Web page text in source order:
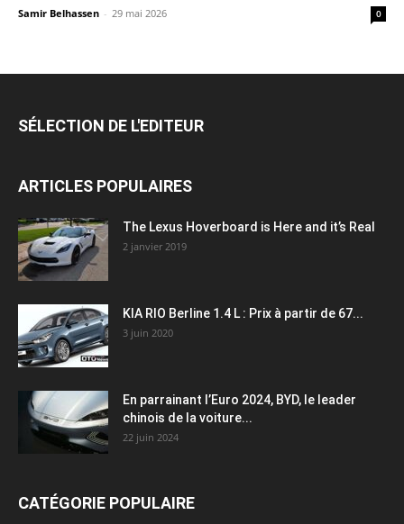
Samir Belhassen - 29 mai 2026 0
SÉLECTION DE L'EDITEUR
ARTICLES POPULAIRES
The Lexus Hoverboard is Here and it’s Real
2 janvier 2019
KIA RIO Berline 1.4 L : Prix à partir de 67...
3 juin 2020
En parrainant l’Euro 2024, BYD, le leader
chinois de la voiture...
22 juin 2024
CATÉGORIE POPULAIRE